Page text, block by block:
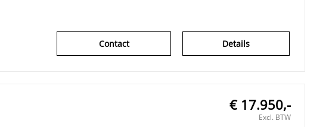
Details
Contact
€ 17.950,-
Excl. BTW